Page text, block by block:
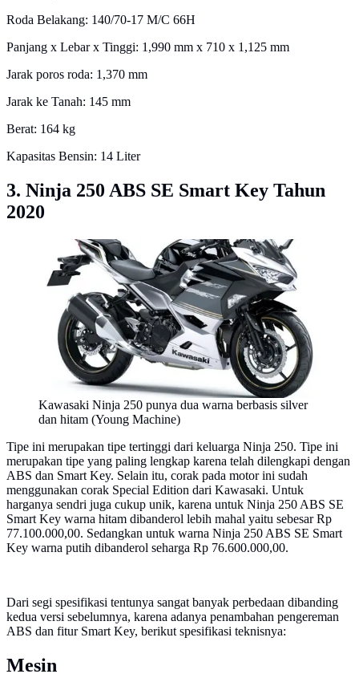
Roda Belakang: 140/70-17 M/C 66H
Panjang x Lebar x Tinggi: 1,990 mm x 710 x 1,125 mm
Jarak poros roda: 1,370 mm
Jarak ke Tanah: 145 mm
Berat: 164 kg
Kapasitas Bensin: 14 Liter
3. Ninja 250 ABS SE Smart Key Tahun
2020
Kawasaki Ninja 250 punya dua warna berbasis silver
dan hitam (Young Machine)
Tipe ini merupakan tipe tertinggi dari keluarga Ninja 250. Tipe ini
merupakan tipe yang paling lengkap karena telah dilengkapi dengan
ABS dan Smart Key. Selain itu, corak pada motor ini sudah
menggunakan corak Special Edition dari Kawasaki. Untuk
harganya sendri juga cukup unik, karena untuk Ninja 250 ABS SE
Smart Key warna hitam dibanderol lebih mahal yaitu sebesar Rp
77.100.000,00. Sedangkan untuk warna Ninja 250 ABS SE Smart
Key warna putih dibanderol seharga Rp 76.600.000,00.
Dari segi spesifikasi tentunya sangat banyak perbedaan dibanding
kedua versi sebelumnya, karena adanya penambahan pengereman
ABS dan fitur Smart Key, berikut spesifikasi teknisnya:
Mesin